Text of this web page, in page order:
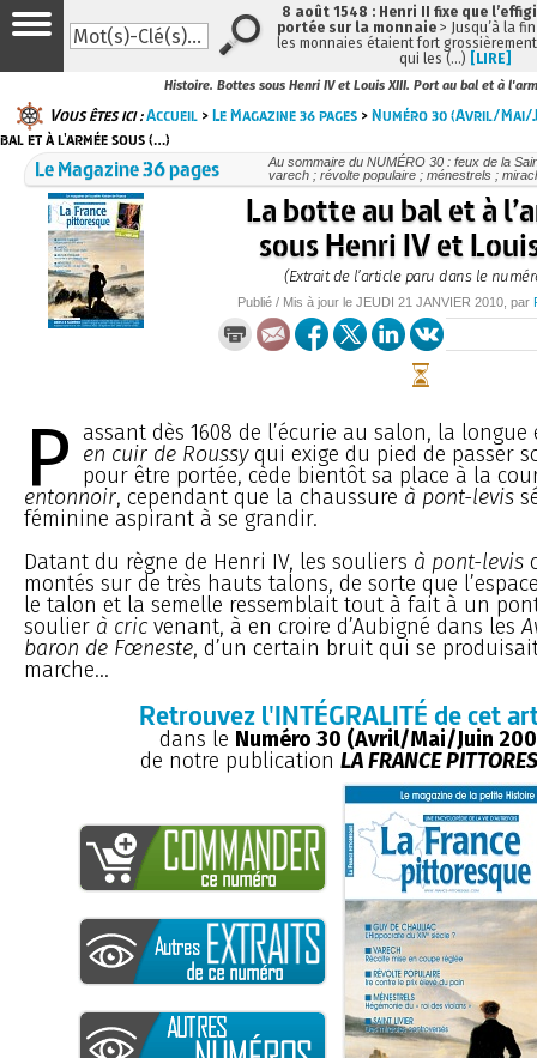
Histoire. Bottes sous Henri IV et Louis XIII. Port au bal et à
Vous êtes ici :Accueil >Le Magazine 36 pages >Numéro 30 (Avril/Mai/
bal et à l'armée sous (…)
Le Magazine 36 pages
Au sommaire du NUMÉRO 30 : feux de la
varech ; révolte populaire ; ménestrels ;
La botte au bal et à
sous Henri IV et
(Extrait de l’article paru dans le
Publié / Mis à jour leJEUDI 21 JANVIER 2010 , par
P assant dès 1608 de l’écurie au salon, la
en cuir de Roussyqui exige du pied de passer
pour être portée, cède bientôt sa place à la
entonnoir, cependant que la chaussure à pont-levis
féminine aspirant à se grandir.
Datant du règne de Henri IV, les souliers à pont-levis
montés sur de très hauts talons, de sorte que
le talon et la semelle ressemblait tout à fait à un
soulier à cric venant, à en croire d’Aubigné dans les
baron de Fœneste, d’un certain bruit qui se
marche...
Retrouvez l'INTÉGRALITÉ de cet
dans le Numéro 30 (Avril/Mai/Juin
de notre publication LA FRANCE
8 août 1548 : Henri II fixe que
portée sur la monnaie > Jusqu’à la
les monnaies étaient fort
qui les (…) [LIRE]